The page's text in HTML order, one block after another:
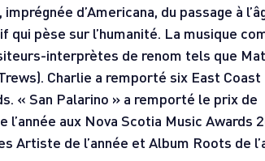
d’Americana, du passage à
pèse sur l’humanité. La musique
interprètes de renom tels que
Charlie a remporté six East Coast
« San Palarino » a remporté le prix de
aux Nova Scotia Music Awards
Artiste de l’année et Album Roots de